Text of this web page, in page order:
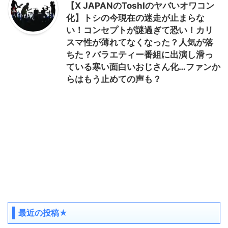
【X JAPANのToshIのヤバいオワコン
化】トシの今現在の迷走が止まらな
い！コンセプトが謎過ぎて恐い！カリ
スマ性が薄れてなくなった？人気が落
ちた？バラエティー番組に出演し滑っ
ている寒い面白いおじさん化…ファンか
らはもう止めての声も？
最近の投稿★